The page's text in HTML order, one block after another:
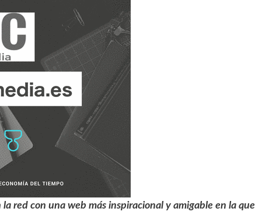
red con una web más inspiracional y amigable en la